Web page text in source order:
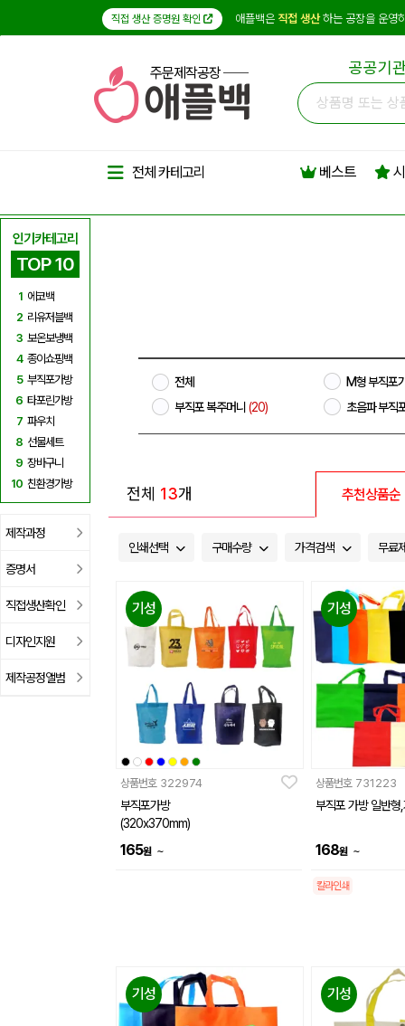
직접 생산 증명원 확인 애플백은 직접 생산하는 공장을 운영
주문제작공장 공공기
인기카테고리
TOP 10
1 에코백
2 리유저블백
3 보온보냉백
4 종이쇼핑백
5 부직포가방
6 타포린가방
7 파우치
8 선물세트
9 장바구니
10 친환경가방
제작과정
증명서
직접생산확인
디자인지원
제작공정앨범
전체 카테고리 베스트
전체
M형 부직포
부직포 복주머니 (20) 초음파 부직
전체 13개 추천상품순
인쇄선택 구매수량 가격검색 무료
기성
상품번호 322974
부직포가방
(320x370mm)
165원 ~
기성
상품번호 731223
부직포 가방 일반
168원 ~
칼라인쇄
기성 기성